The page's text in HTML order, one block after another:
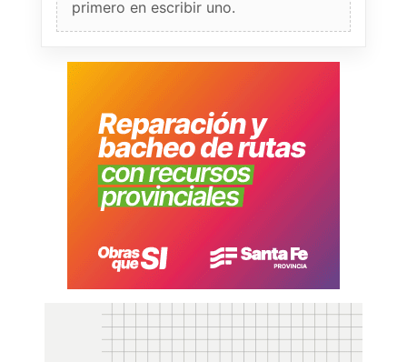
primero en escribir uno.